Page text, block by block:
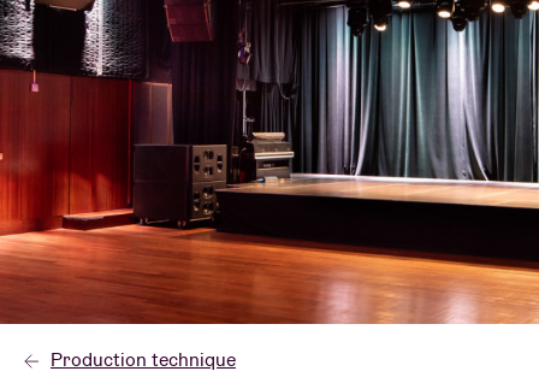
Projets
Actualités
Infos visiteurs
AB ❤ you
Production technique